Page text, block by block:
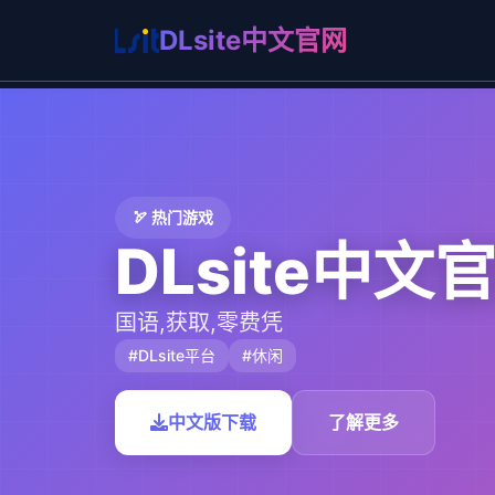
DLsite中文官网
🏹 热门游戏
DLsite中文
国语,获取,零费凭
#DLsite平台 #休闲
中文版下载 了解更多